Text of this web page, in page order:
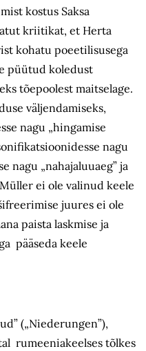
kostus Saksa
kriitikat, et Herta
kohatu poeetilisusega
püütud koledust
tõepoolest maitselage.
väljendamiseks,
nagu „hingamise
nagu
nagu „nahajaluuaeg” ja
ei ole valinud keele
juures ei ole
paista laskmise ja
pääseda keele
(„Niederungen”),
rumeeniakeelses tõlkes